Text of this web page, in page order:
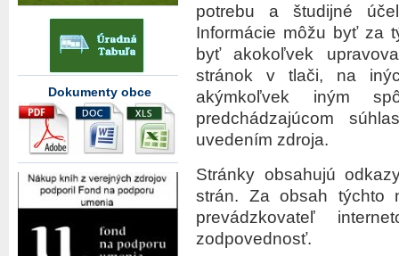
Dokumenty obce
potrebu a študijné
Informácie môžu byť za
byť akokoľvek
stránok v tlači, na
akýmkoľvek iným
predchádzajúcom
uvedením zdroja.
Stránky obsahujú
strán. Za obsah týchto
prevádzkovateľ
zodpovednosť.